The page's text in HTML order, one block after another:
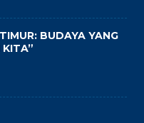
BUDAYA YANG
KITA”